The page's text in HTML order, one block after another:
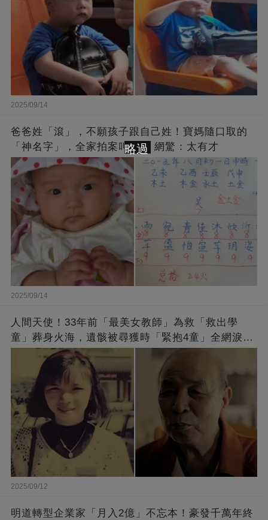
2025/09/14
爸爸姓「滾」，不願孩子跟自己姓！寶媽隨口取的
「神名字」，全家拍案叫絕 ，網驚：太有才
2025/09/14
人間天使！33年前「最美女教師」為救「救出學
童」葬身火海，遺骸被尋獲時「緊抱4童」全網淚
崩：真正的英雄不該被遺忘
2025/09/12
明道轉型企業家「月入2億」不忘本！豪發千萬年終
略過